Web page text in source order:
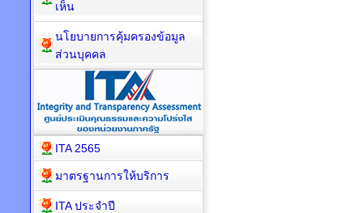
เห็น
นโยบายการคุ้มครองข้อมูล
ส่วนบุคคล
ITA 2565
มาตรฐานการให้บริการ
ITA ประจำปี